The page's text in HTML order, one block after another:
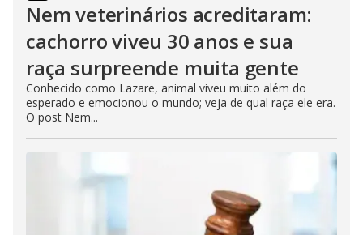
Nem veterinários acreditaram:
cachorro viveu 30 anos e sua
raça surpreende muita gente
Conhecido como Lazare, animal viveu muito além do
esperado e emocionou o mundo; veja de qual raça ele era.
O post Nem...